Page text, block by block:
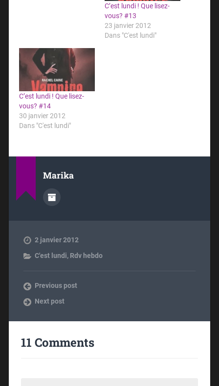
C’est lundi ! Que lisez-
vous? #13
23 janvier 2012
Dans "C'est lundi"
C’est lundi ! Que lisez-
vous? #14
30 janvier 2012
Dans "C'est lundi"
Marika
2 janvier 2012
C'est lundi, Rdv hebdo
Previous post
Next post
11 Comments